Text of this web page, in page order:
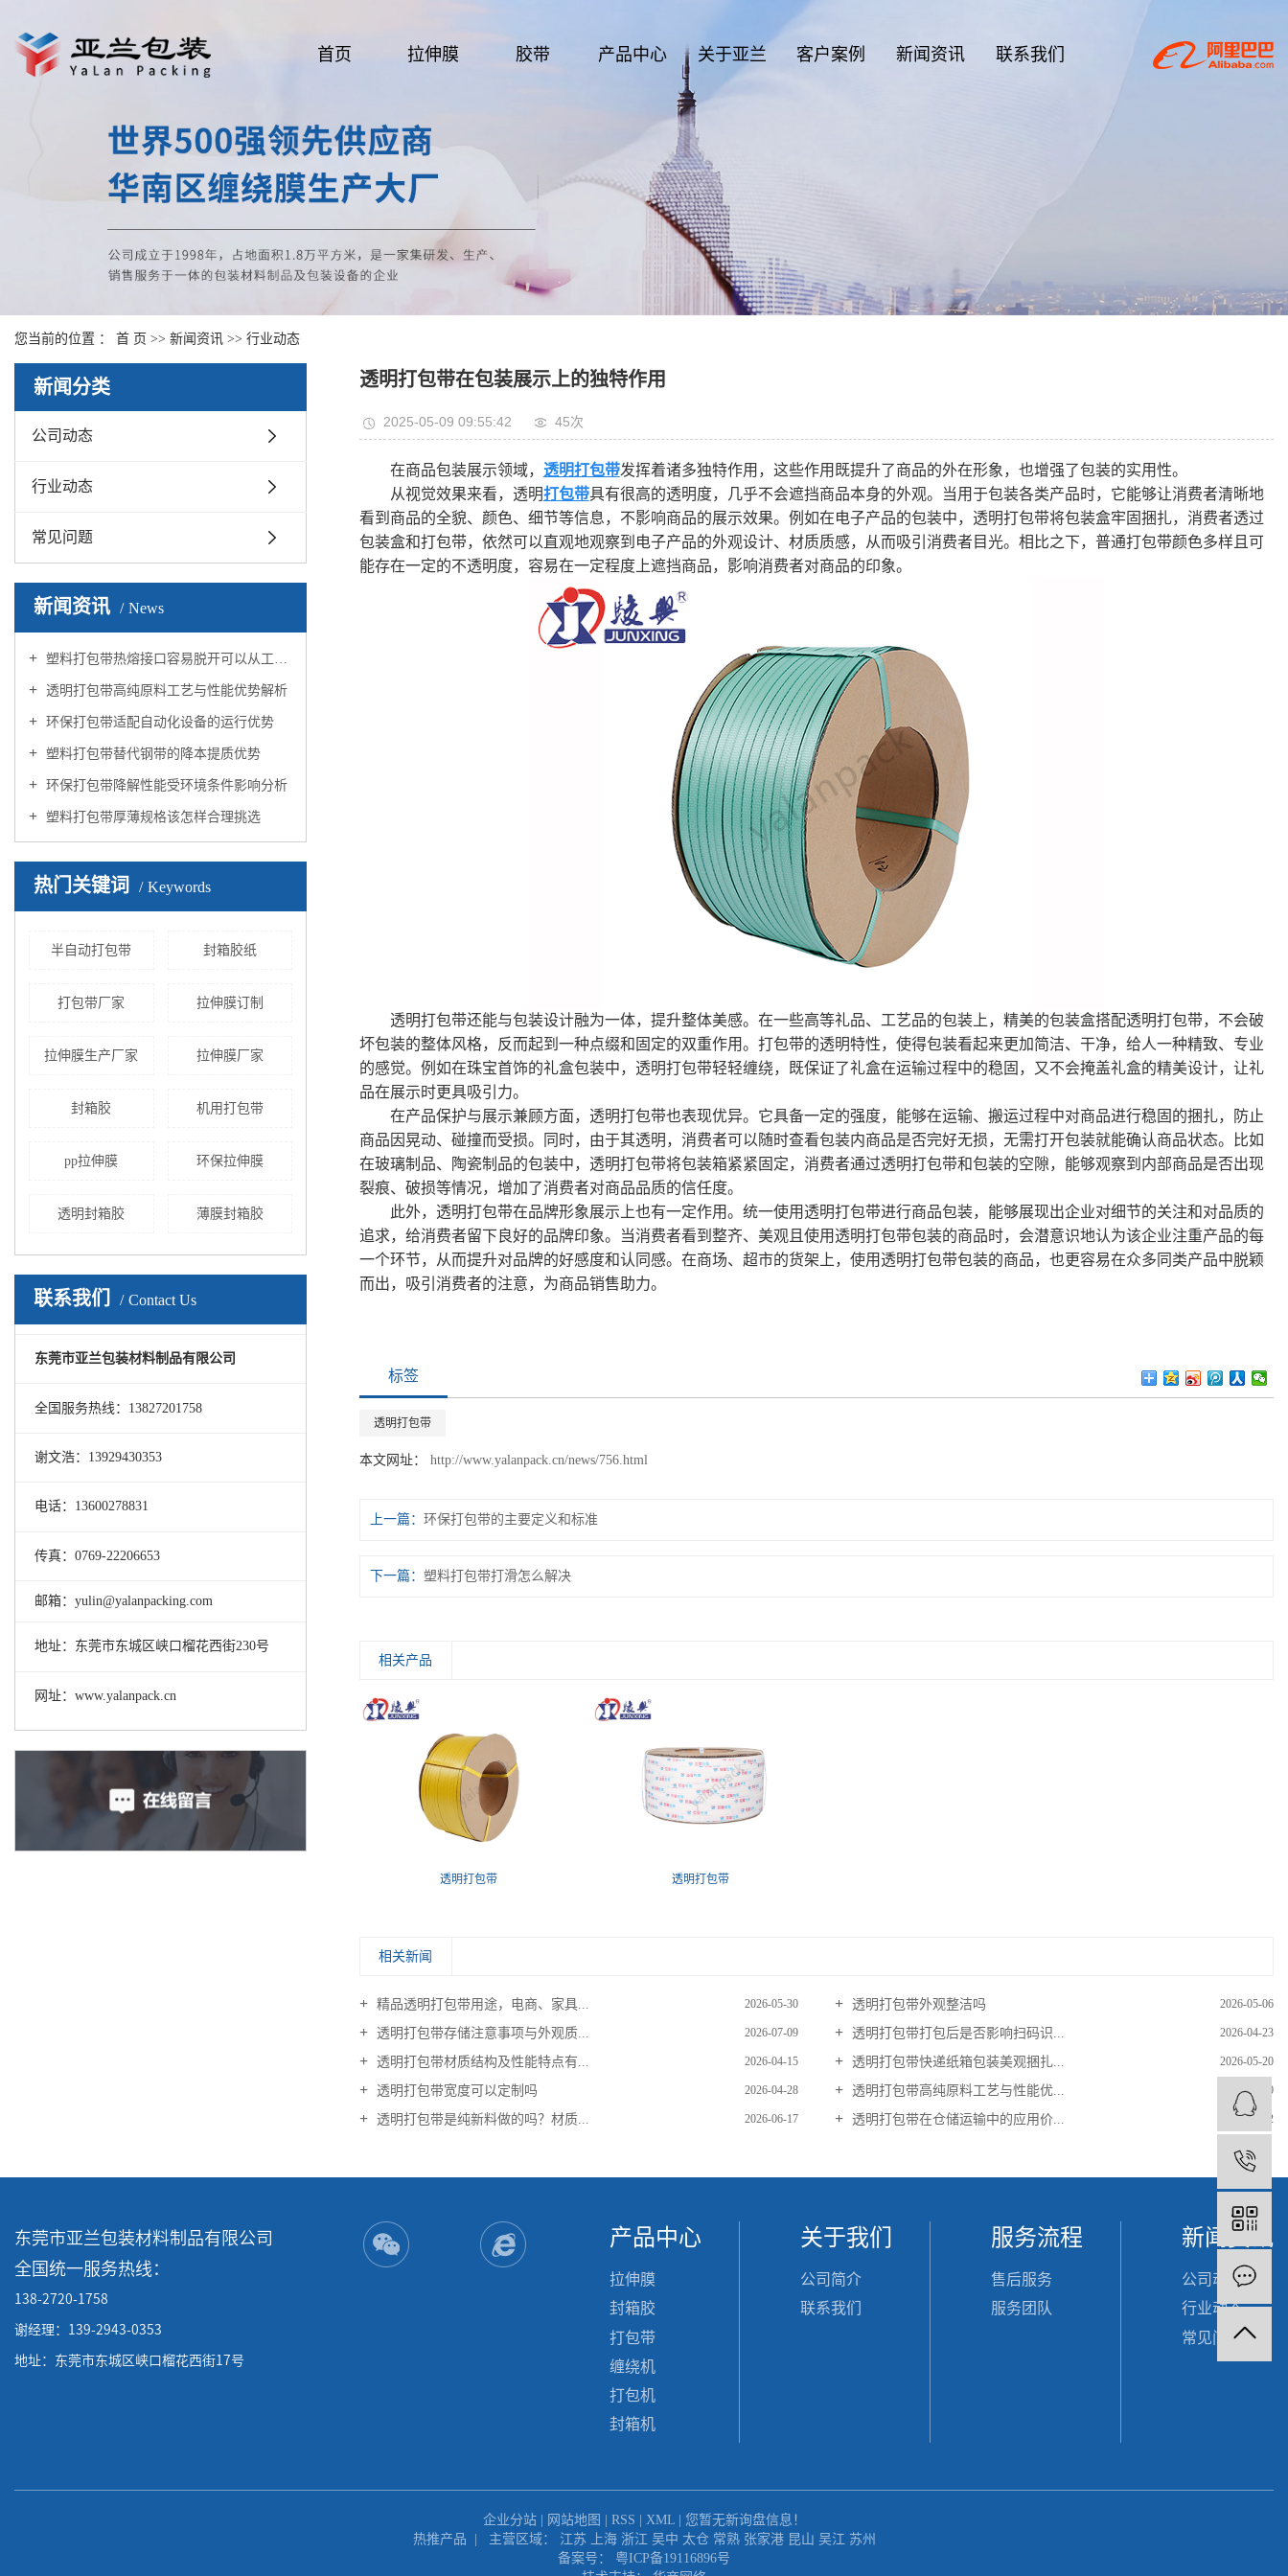
首页 拉伸膜 胶带 产品中心 关于亚兰 客户案例 新闻资讯 联系我们
您当前的位置 ： 首 页 >> 新闻资讯 >> 行业动态
新闻分类
公司动态
行业动态
常见问题
新闻资讯 News
塑料打包带热熔接口容易脱开可以从工艺上如何优化
透明打包带高纯原料工艺与性能优势解析
环保打包带适配自动化设备的运行优势
塑料打包带替代钢带的降本提质优势
环保打包带降解性能受环境条件影响分析
塑料打包带厚薄规格该怎样合理挑选
热门关键词 Keywords
半自动打包带 封箱胶纸
打包带厂家 拉伸膜订制
拉伸膜生产厂家 拉伸膜厂家
封箱胶 机用打包带
pp拉伸膜 环保拉伸膜
透明封箱胶 薄膜封箱胶
联系我们 Contact Us
东莞市亚兰包装材料制品有限公司
全国服务热线：13827201758
谢文浩：13929430353
电话：13600278831
传真：0769-22206653
邮箱：yulin@yalanpacking.com
地址：东莞市东城区峡口榴花西街230号
网址：www.yalanpack.cn
透明打包带在包装展示上的独特作用
2025-05-09 09:55:42 45次
在商品包装展示领域， 透明打包带发挥着诸多独特作用，这些作用既提升了商品的外在形象，也增强了包装的实用性。
从视觉效果来看，透明打包带具有很高的透明度，几乎不会遮挡商品本身的外观。当用于包装各类产品时，它能够让消费者清晰地
看到商品的全貌、颜色、细节等信息，不影响商品的展示效果。例如在电子产品的包装中，透明打包带将包装盒牢固捆扎，消费者透过
包装盒和打包带，依然可以直观地观察到电子产品的外观设计、材质质感，从而吸引消费者目光。相比之下，普通打包带颜色多样且可
能存在一定的不透明度，容易在一定程度上遮挡商品，影响消费者对商品的印象。
透明打包带还能与包装设计融为一体，提升整体美感。在一些高等礼品、工艺品的包装上，精美的包装盒搭配透明打包带，不会破
坏包装的整体风格，反而起到一种点缀和固定的双重作用。打包带的透明特性，使得包装看起来更加简洁、干净，给人一种精致、专业
的感觉。例如在珠宝首饰的礼盒包装中，透明打包带轻轻缠绕，既保证了礼盒在运输过程中的稳固，又不会掩盖礼盒的精美设计，让礼
品在展示时更具吸引力。
在产品保护与展示兼顾方面，透明打包带也表现优异。它具备一定的强度，能够在运输、搬运过程中对商品进行稳固的捆扎，防止
商品因晃动、碰撞而受损。同时，由于其透明，消费者可以随时查看包装内商品是否完好无损，无需打开包装就能确认商品状态。比如
在玻璃制品、陶瓷制品的包装中，透明打包带将包装箱紧紧固定，消费者通过透明打包带和包装的空隙，能够观察到内部商品是否出现
裂痕、破损等情况，增加了消费者对商品品质的信任度。
此外，透明打包带在品牌形象展示上也有一定作用。统一使用透明打包带进行商品包装，能够展现出企业对细节的关注和对品质的
追求，给消费者留下良好的品牌印象。当消费者看到整齐、美观且使用透明打包带包装的商品时，会潜意识地认为该企业注重产品的每
一个环节，从而提升对品牌的好感度和认同感。在商场、超市的货架上，使用透明打包带包装的商品，也更容易在众多同类产品中脱颖
而出，吸引消费者的注意，为商品销售助力。
标签
透明打包带
本文网址： http://www.yalanpack.cn/news/756.html
上一篇： 环保打包带的主要定义和标准
下一篇： 塑料打包带打滑怎么解决
相关产品
透明打包带 透明打包带
相关新闻
精品透明打包带用途，电商、家具... 2026-05-30 透明打包带外观整洁吗 2026-05-06
透明打包带存储注意事项与外观质... 2026-07-09 透明打包带打包后是否影响扫码识... 2026-04-23
透明打包带材质结构及性能特点有... 2026-04-15 透明打包带快递纸箱包装美观捆扎... 2026-05-20
透明打包带宽度可以定制吗 2026-04-28 透明打包带高纯原料工艺与性能优... 2026-07-30
透明打包带是纯新料做的吗？材质... 2026-06-17 透明打包带在仓储运输中的应用价... 2026-06-12
东莞市亚兰包装材料制品有限公司
全国统一服务热线：
138-2720-1758
谢经理：139-2943-0353
地址：东莞市东城区峡口榴花西街17号
产品中心
拉伸膜
封箱胶
打包带
缠绕机
打包机
封箱机
关于我们
公司简介
联系我们
服务流程
售后服务
服务团队
新闻资讯
公司动态
行业动态
常见问题
企业分站| 网站地图 RSS XML| 您暂无新询盘信息！
热推产品 | 主营区域： 江苏 上海 浙江 吴中 太仓 常熟 张家港 昆山 吴江 苏州
备案号： 粤ICP备19116896号